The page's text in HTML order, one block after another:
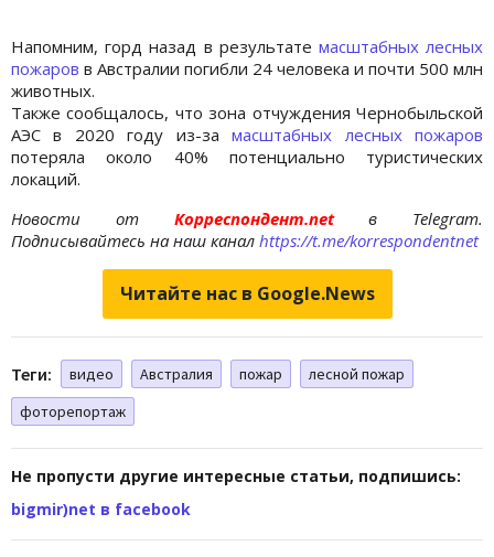
Напомним, горд назад в результате масштабных лесных
пожаров в Австралии погибли 24 человека и почти 500 млн
животных.
Также сообщалось, что зона отчуждения Чернобыльской
АЭС в 2020 году из-замасштабных лесных пожаров
потеряла около 40% потенциально туристических
локаций.
Новости отКорреспондент.netв Telegram.
Подписывайтесь на наш канал https://t.me/korrespondentnet
Читайте нас в Google.News
Теги: видео Австралия пожар
лесной пожар
фоторепортаж
Не пропусти другие интересные статьи, подпишись:
bigmir)net в facebook